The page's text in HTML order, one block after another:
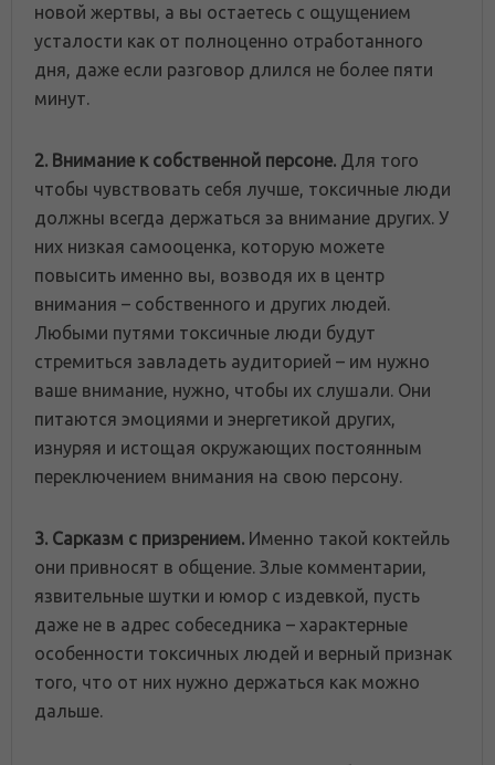
новой жертвы, а вы остаетесь с ощущением
усталости как от полноценно отработанного
дня, даже если разговор длился не более пяти
минут.
2. Внимание к собственной персоне. Для того
чтобы чувствовать себя лучше, токсичные люди
должны всегда держаться за внимание других. У
них низкая самооценка, которую можете
повысить именно вы, возводя их в центр
внимания – собственного и других людей.
Любыми путями токсичные люди будут
стремиться завладеть аудиторией – им нужно
ваше внимание, нужно, чтобы их слушали. Они
питаются эмоциями и энергетикой других,
изнуряя и истощая окружающих постоянным
переключением внимания на свою персону.
3. Сарказм с призрением. Именно такой коктейль
они привносят в общение. Злые комментарии,
язвительные шутки и юмор с издевкой, пусть
даже не в адрес собеседника – характерные
особенности токсичных людей и верный признак
того, что от них нужно держаться как можно
дальше.